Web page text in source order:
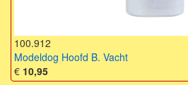
100.912
Modeldog Hoofd B. Vacht
€ 10,95